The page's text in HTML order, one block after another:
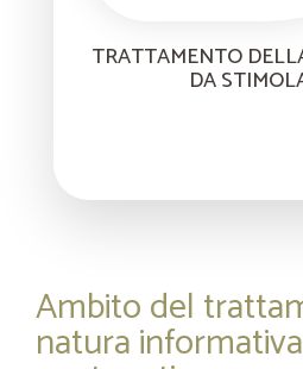
TRATTAMENTO
DA
Ambito del
natura